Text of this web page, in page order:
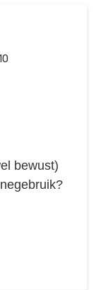
bewust)